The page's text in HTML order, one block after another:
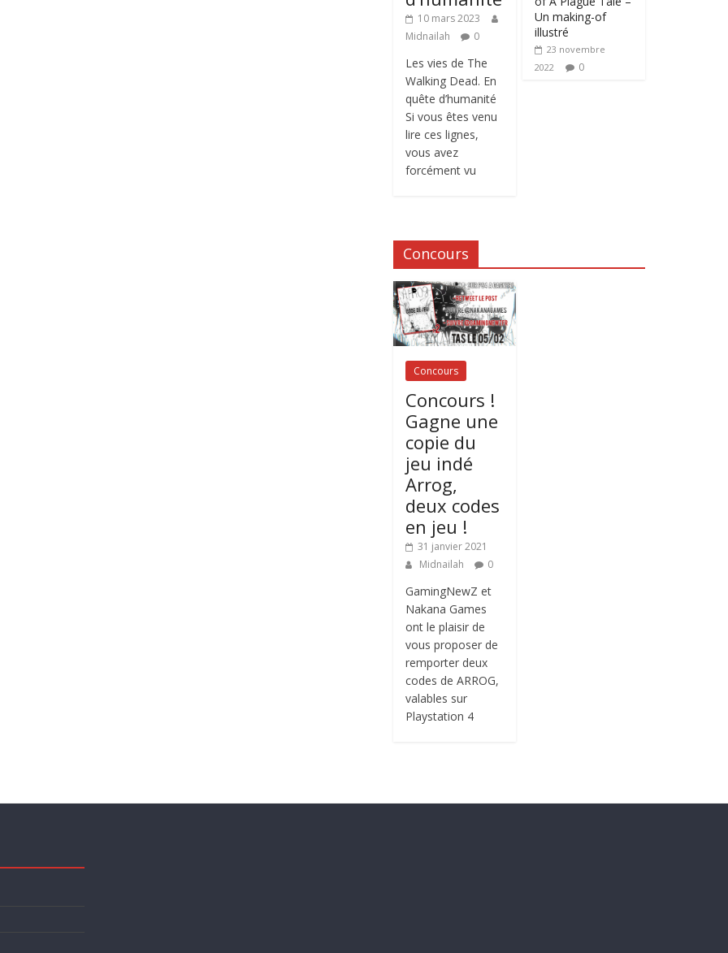
10 mars 2023
Midnailah
0
Les vies de The
Walking Dead. En
quête d’humanité
Si vous êtes venu
lire ces lignes,
vous avez
forcément vu
Un making-of
illustré
23 novembre
2022
0
Concours
Concours
Concours !
Gagne une
copie du
jeu indé
Arrog,
deux codes
en jeu !
31 janvier 2021
Midnailah
0
GamingNewZ et
Nakana Games
ont le plaisir de
vous proposer de
remporter deux
codes de ARROG,
valables sur
Playstation 4